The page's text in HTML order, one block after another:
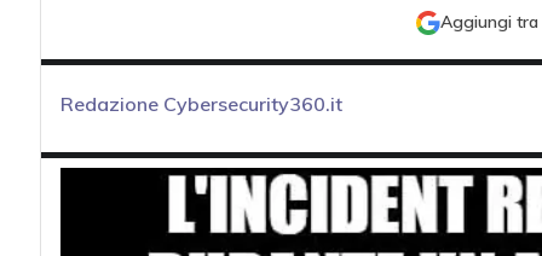
Aggiungi tra
Redazione Cybersecurity360.it